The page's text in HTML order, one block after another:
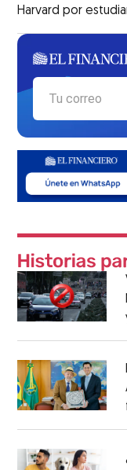
Harvard por